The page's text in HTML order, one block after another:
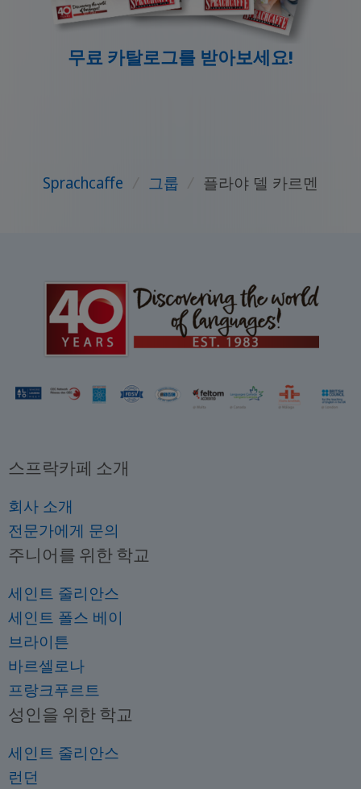
무료 카탈로그를 받아보세요!
Sprachcaffe 그룹 플라야 델 카르멘
스프락카페 소개
회사 소개
전문가에게 문의
주니어를 위한 학교
세인트 줄리안스
세인트 폴스 베이
브라이튼
바르셀로나
프랑크푸르트
성인을 위한 학교
세인트 줄리안스
런던